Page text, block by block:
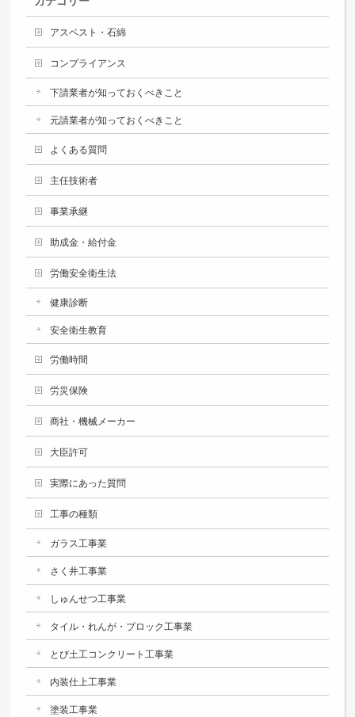
アスベスト・石綿
コンプライアンス
下請業者が知っておくべきこと
元請業者が知っておくべきこと
よくある質問
主任技術者
事業承継
助成金・給付金
労働安全衛生法
健康診断
安全衛生教育
労働時間
労災保険
商社・機械メーカー
大臣許可
実際にあった質問
工事の種類
ガラス工事業
さく井工事業
しゅんせつ工事業
タイル・れんが・ブロック工事業
とび土工コンクリート工事業
内装仕上工事業
塗装工事業